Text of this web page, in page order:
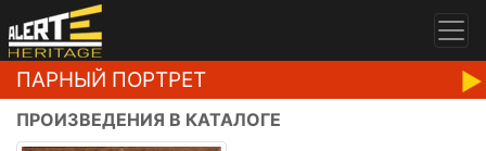
ПАРНЫЙ ПОРТРЕТ
ПРОИЗВЕДЕНИЯ В КАТАЛОГЕ